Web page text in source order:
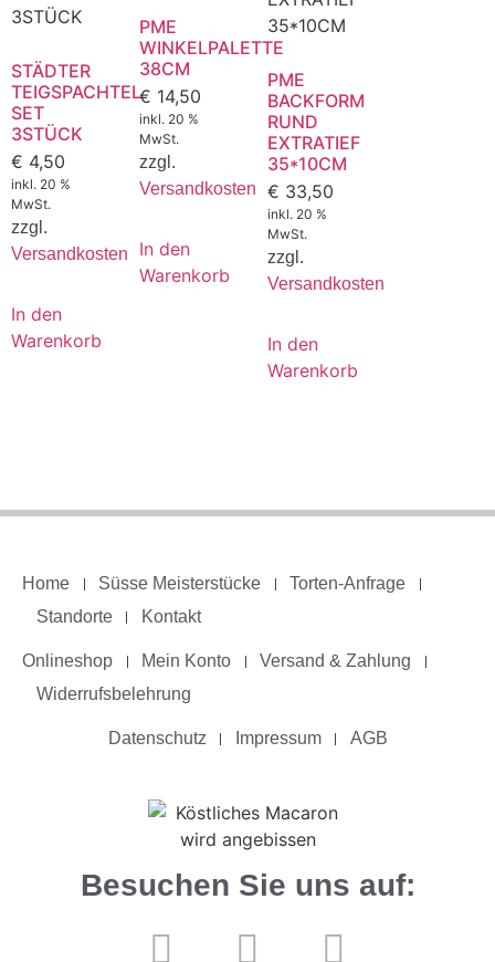
STÄDTER
TEIGSPACHTEL
SET
3STÜCK
€ 4,50
inkl. 20 %
MwSt.
zzgl.
Versandkosten
In den
Warenkorb
PME
WINKELPALETTE
38CM
€ 14,50
inkl. 20 %
MwSt.
zzgl.
Versandkosten
In den
Warenkorb
PME
BACKFORM
RUND
EXTRATIEF
35*10CM
€ 33,50
inkl. 20 %
MwSt.
zzgl.
Versandkosten
In den
Warenkorb
Home Süsse Meisterstücke
Torten-Anfrage
Standorte
Kontakt
Onlineshop Mein Konto
Versand & Zahlung
Widerrufsbelehrung
Datenschutz Impressum AGB
Besuchen Sie uns auf: